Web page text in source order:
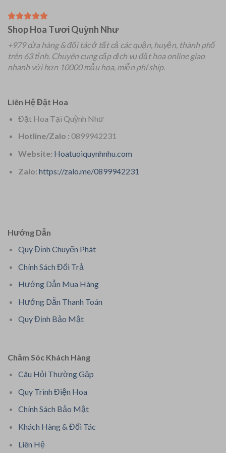
Shop Hoa Tươi Quỳnh Như
+979 cửa hàng & đối tác ở tất cả các quận, huyện, thành phố
trên 63 tỉnh. Chuyên cung cấp dịch vụ đặt hoa online giao
nhanh với hơn 10000 mẫu hoa, miễn phí ship.
Liên Hệ Đặt Hoa
Đặt Hoa Tại Quỳnh Như
Hotline/Zalo : 0899942231
Website: Hoatuoiquynhnhu.com
Zalo: https://zalo.me/0899942231
Hướng Dẫn
Quy Định Chuyển Phát
Chính Sách Đổi Trả
Hướng Dẫn Mua Hàng
Hướng Dẫn Thanh Toán
Quy Định Bảo Mật
Chăm Sóc Khách Hàng
Câu Hỏi Thường Gặp
Quy Trình Điện Hoa
Chính Sách Bảo Mật
Khách Hàng & Đối Tác
Liên Hệ